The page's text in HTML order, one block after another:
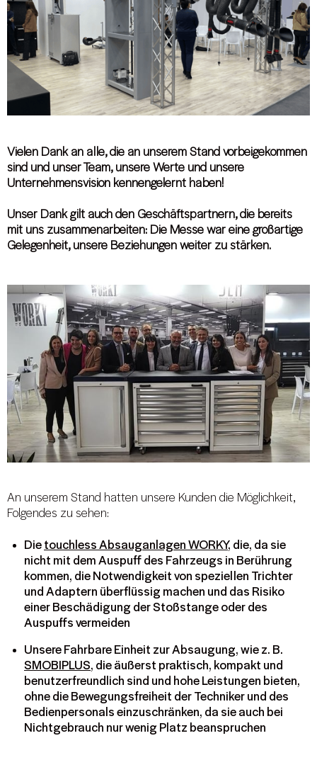
Vielen Dank an alle, die an unserem Stand vorbeigekommen
sind und unser Team, unsere Werte und unsere
Unternehmensvision kennengelernt haben!
Unser Dank gilt auch den Geschäftspartnern, die bereits
mit uns zusammenarbeiten: Die Messe war eine großartige
Gelegenheit, unsere Beziehungen weiter zu stärken.
An unserem Stand hatten unsere Kunden die Möglichkeit,
Folgendes zu sehen:
Die touchless Absauganlagen WORKY, die, da sie
nicht mit dem Auspuff des Fahrzeugs in Berührung
kommen, die Notwendigkeit von speziellen Trichter
und Adaptern überflüssig machen und das Risiko
einer Beschädigung der Stoßstange oder des
Auspuffs vermeiden
Unsere Fahrbare Einheit zur Absaugung, wie z. B.
SMOBIPLUS, die äußerst praktisch, kompakt und
benutzerfreundlich sind und hohe Leistungen bieten,
ohne die Bewegungsfreiheit der Techniker und des
Bedienpersonals einzuschränken, da sie auch bei
Nichtgebrauch nur wenig Platz beanspruchen